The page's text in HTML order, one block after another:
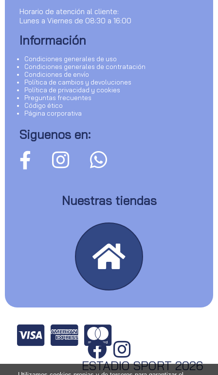
Horario de atención al cliente:
Lunes a Viernes de 08:30 a 16:00
Información
Condiciones generales de uso
Condiciones generales de contratación
Condiciones de envío
Política de cambios y devoluciones
Política de privacidad y cookies
Preguntas frecuentes
Código ético
Página corporativa
Siguenos en:
Nuestras tiendas
ESTADIO SPORT 2026